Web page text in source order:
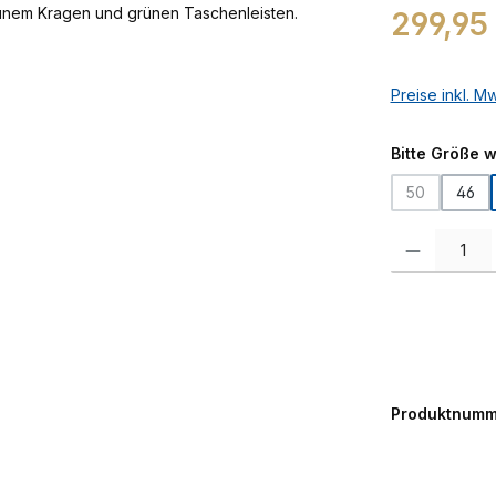
Regulärer
299,95
Preise inkl.
Bitte Größe
50 46
Produkt